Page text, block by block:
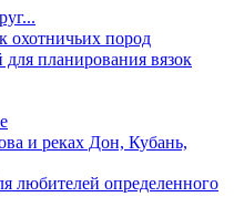
пород
планирования вязок
и реках Дон, Кубань,
любителей определенного